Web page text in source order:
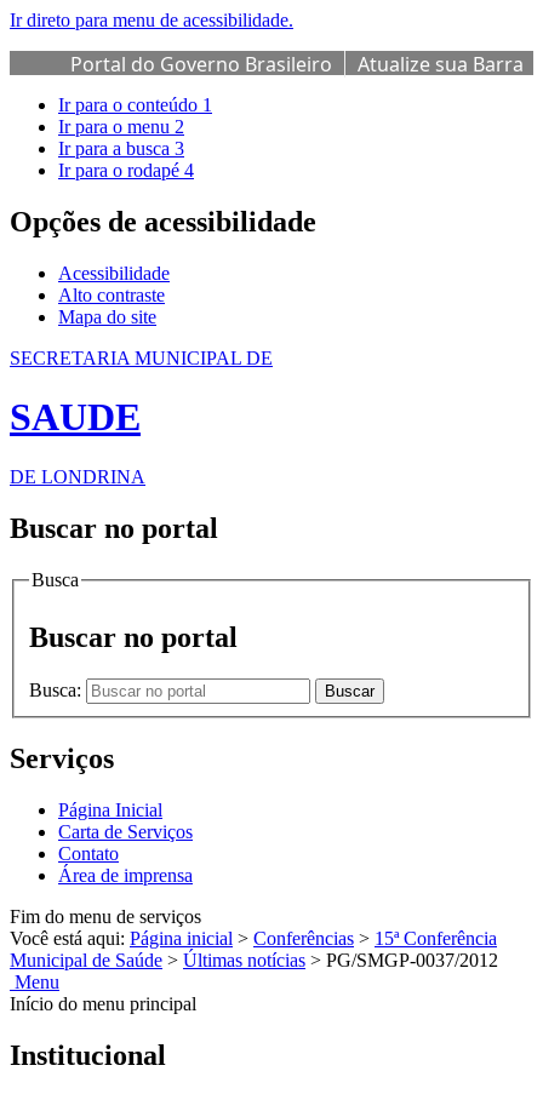
Ir direto para menu de acessibilidade.
Portal do Governo Brasileiro
Atualize sua Barra
de Governo
Ir para o conteúdo 1
Ir para o menu 2
Ir para a busca 3
Ir para o rodapé 4
Opções de acessibilidade
Acessibilidade
Alto contraste
Mapa do site
SECRETARIA MUNICIPAL DE
SAUDE
DE LONDRINA
Buscar no portal
Busca
Buscar no portal
Busca: Buscar
Serviços
Página Inicial
Carta de Serviços
Contato
Área de imprensa
Fim do menu de serviços
Você está aqui: Página inicial > Conferências > 15ª Conferência
Municipal de Saúde > Últimas notícias > PG/SMGP-0037/2012
Menu
Início do menu principal
Institucional